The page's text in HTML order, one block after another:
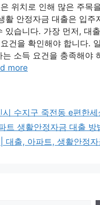
위치로 인해 많은 주목
활 안정자금 대출은 입주
있습니다. 가장 먼저, 대
건을 확인해야 합니다.
는 소득 요건을 충족해야
more
시 수지구 죽전동 e편한세
트 생활안정자금 대출 방
대출, 아파트, 생활안정